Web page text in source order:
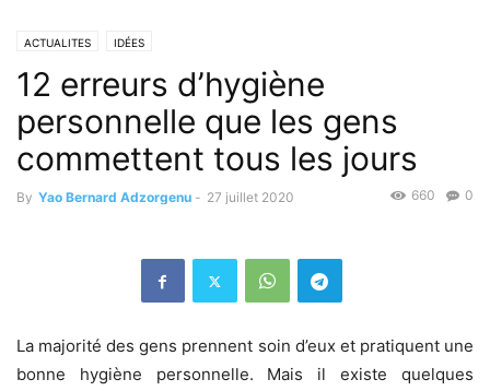
ACTUALITES IDÉES
12 erreurs d’hygiène
personnelle que les gens
commettent tous les jours
By Yao Bernard Adzorgenu - 27 juillet 2020 0
660
La majorité des gens prennent soin d’eux et pratiquent une
bonne hygiène personnelle. Mais il existe quelques